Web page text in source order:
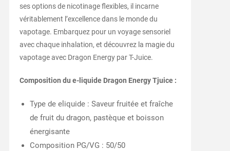
ses options de nicotinage flexibles, il incarne
véritablement l’excellence dans le monde du
vapotage. Embarquez pour un voyage sensoriel
avec chaque inhalation, et découvrez la magie du
vapotage avec Dragon Energy par T-Juice.
Composition du e-liquide Dragon Energy Tjuice :
Type de eliquide : Saveur fruitée et fraîche
de fruit du dragon, pastèque et boisson
énergisante
Composition PG/VG : 50/50